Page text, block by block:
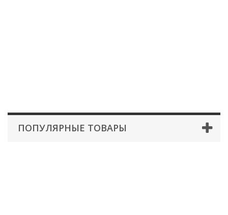
ПОПУЛЯРНЫЕ ТОВАРЫ